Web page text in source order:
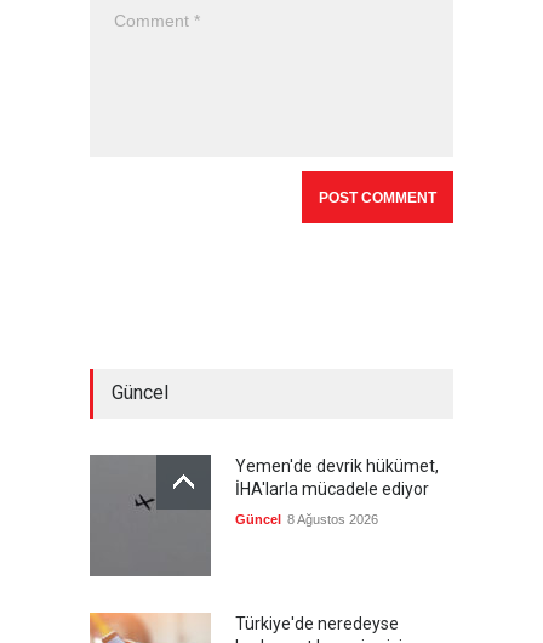
Güncel
Yemen'de devrik hükümet,
İHA'larla mücadele ediyor
Güncel 8 Ağustos 2026
Türkiye'de neredeyse